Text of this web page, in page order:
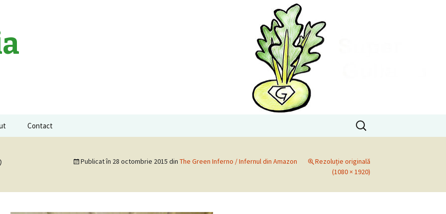
Contact
Caută
după:
Publicat în 28 octombrie 2015 din The Green Inferno / Infernul din Amazon
Rezoluție originală
(1080 × 1920)